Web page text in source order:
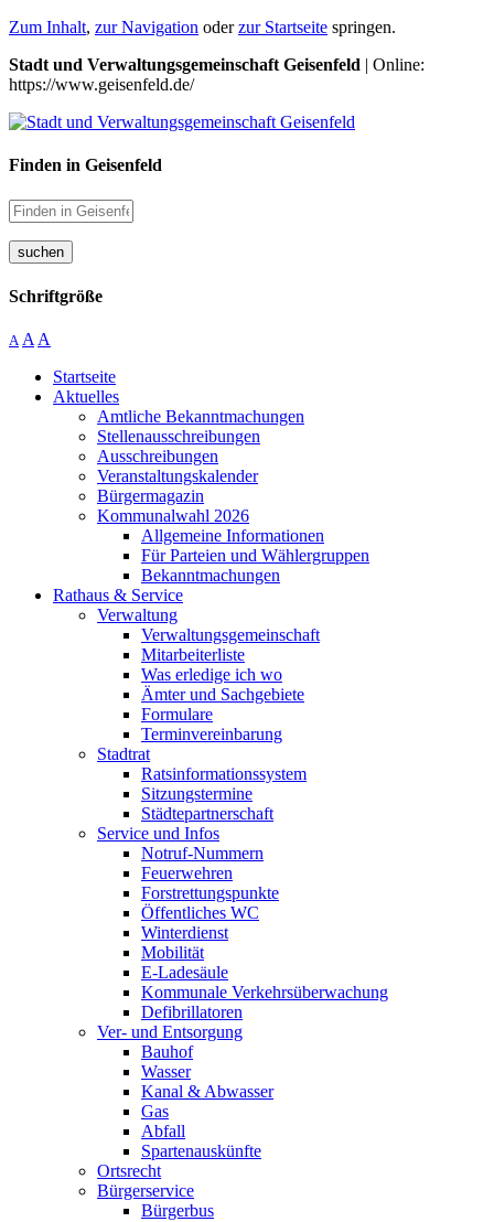
Zum Inhalt, zur Navigation oderzur Startseite springen.
Stadt und Verwaltungsgemeinschaft Geisenfeld | Online:
https://www.geisenfeld.de/
Finden in Geisenfeld
suchen
Schriftgröße
A A A
Startseite
Aktuelles
Amtliche Bekanntmachungen
Stellenausschreibungen
Ausschreibungen
Veranstaltungskalender
Bürgermagazin
Kommunalwahl 2026
Allgemeine Informationen
Für Parteien und Wählergruppen
Bekanntmachungen
Rathaus & Service
Verwaltung
Verwaltungsgemeinschaft
Mitarbeiterliste
Was erledige ich wo
Ämter und Sachgebiete
Formulare
Terminvereinbarung
Stadtrat
Ratsinformationssystem
Sitzungstermine
Städtepartnerschaft
Service und Infos
Notruf-Nummern
Feuerwehren
Forstrettungspunkte
Öffentliches WC
Winterdienst
Mobilität
E-Ladesäule
Kommunale Verkehrsüberwachung
Defibrillatoren
Ver- und Entsorgung
Bauhof
Wasser
Kanal & Abwasser
Gas
Abfall
Spartenauskünfte
Ortsrecht
Bürgerservice
Bürgerbus